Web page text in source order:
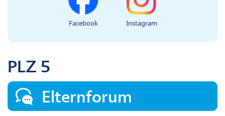
Facebook Instagram
PLZ 5
Elternforum